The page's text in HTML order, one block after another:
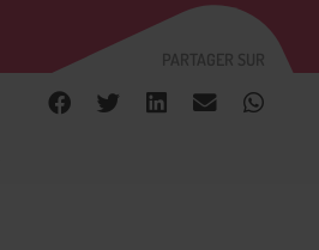
PARTAGER SUR